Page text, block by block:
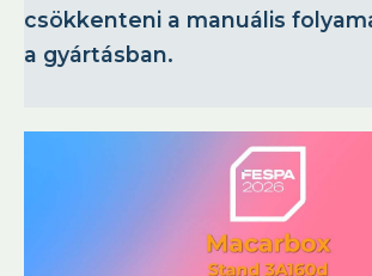
csökkenteni a manuális
a gyártásban.